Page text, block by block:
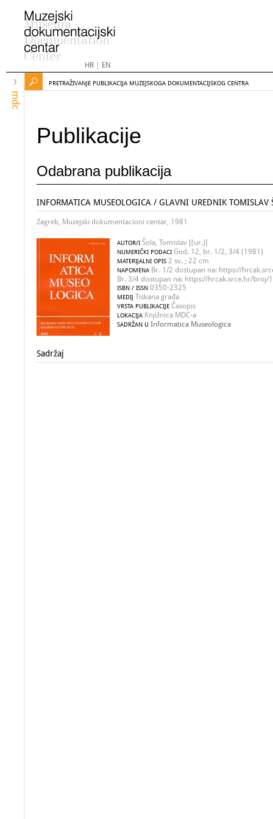
HR| EN
mdc
PRETRAŽIVANJE PUBLIKACIJA MUZEJSKOGA DOKUMENTACIJSKOG CENTRA
Publikacije
Odabrana publikacija
INFORMATICA MUSEOLOGICA / GLAVNI UREDNIK TOMISLAV
Zagreb, Muzejski dokumentacioni centar, 1981
AUTOR/I Šola, Tomislav [(ur.)]
NUMERIČKI PODACI God. 12, br. 1/2, 3/4 (1981)
MATERIJALNI OPIS 2 sv. ; 22 cm
NAPOMENA Br. 1/2 dostupan na: https://
Br. 3/4 dostupan na: https://hrcak.srce.hr/broj/
ISBN / ISSN 0350-2325
MEDIJ Tiskana građa
VRSTA PUBLIKACIJE Časopis
LOKACIJA Knjižnica MDC-a
SADRŽAN U Informatica Museologica
Sadržaj